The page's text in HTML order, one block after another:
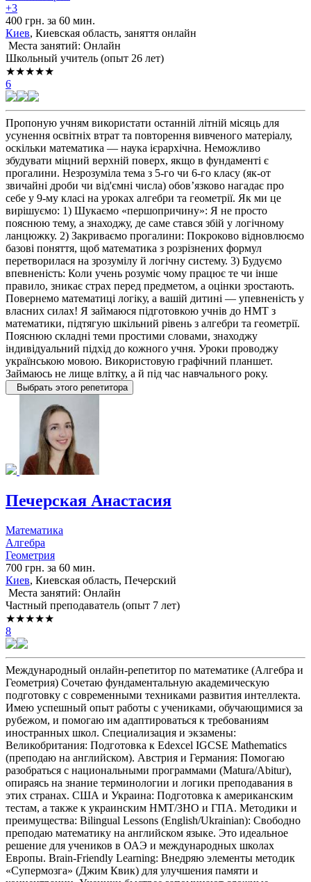
+3
400 грн. за 60 мин.
Киев, Киевская область, заняття онлайн
Места занятий: Онлайн
Школьный учитель (опыт 26 лет)
★★★★★
6
Пропоную учням використати останній літній місяць для
усунення освітніх втрат та повторення вивченого матеріалу,
оскільки математика — наука ієрархічна. Неможливо
збудувати міцний верхній поверх, якщо в фундаменті є
прогалини. Незрозуміла тема з 5-го чи 6-го класу (як-от
звичайні дроби чи від'ємні числа) обов’язково нагадає про
себе у 9-му класі на уроках алгебри та геометрії. Як ми це
вирішуємо: 1) Шукаємо «першопричину»: Я не просто
пояснюю тему, а знаходжу, де саме стався збій у логічному
ланцюжку. 2) Закриваємо прогалини: Покроково відновлюємо
базові поняття, щоб математика з розрізнених формул
перетворилася на зрозумілу й логічну систему. 3) Будуємо
впевненість: Коли учень розуміє чому працює те чи інше
правило, зникає страх перед предметом, а оцінки зростають.
Повернемо математиці логіку, а вашій дитині — упевненість у
власних силах! Я займаюся підготовкою учнів до НМТ з
математики, підтягую шкільний рівень з алгебри та геометрії.
Пояснюю складні теми простими словами, знаходжу
індивідуальний підхід до кожного учня. Уроки проводжу
українською мовою. Використовую графічний планшет.
Займаюсь не лище влітку, а й під час навчального року.
Выбрать этого репетитора
Печерская Анастасия
Математика
Алгебра
Геометрия
700 грн. за 60 мин.
Киев, Киевская область, Печерский
Места занятий: Онлайн
Частный преподаватель (опыт 7 лет)
★★★★★
8
Международный онлайн-репетитор по математике (Алгебра и
Геометрия) Сочетаю фундаментальную академическую
подготовку с современными техниками развития интеллекта.
Имею успешный опыт работы с учениками, обучающимися за
рубежом, и помогаю им адаптироваться к требованиям
иностранных школ. Специализация и экзамены:
Великобритания: Подготовка к Edexcel IGCSE Mathematics
(преподаю на английском). Австрия и Германия: Помогаю
разобраться с национальными программами (Matura/Abitur),
опираясь на знание терминологии и логики преподавания в
этих странах. США и Украина: Подготовка к американским
тестам, а также к украинским НМТ/ЗНО и ГПА. Методики и
преимущества: Bilingual Lessons (English/Ukrainian): Свободно
преподаю математику на английском языке. Это идеальное
решение для учеников в ОАЭ и международных школах
Европы. Brain-Friendly Learning: Внедряю элементы методик
«Супермозга» (Джим Квик) для улучшения памяти и